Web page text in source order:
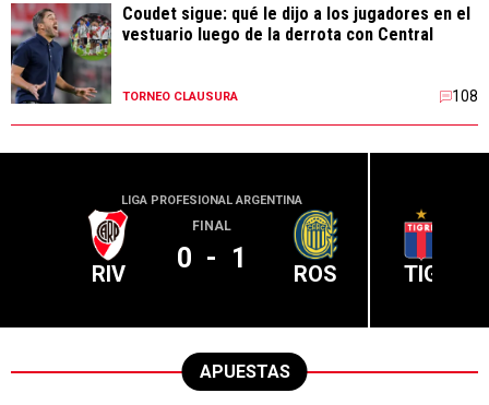
Coudet sigue: qué le dijo a los jugadores en el
vestuario luego de la derrota con Central
TORNEO CLAUSURA 108
LIGA PROFESIONAL ARGENTINA
RIV
FINAL
0 - 1 ROS TIG
APUESTAS